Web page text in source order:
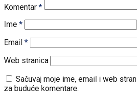
Komentar *
Ime *
Email *
Web stranica
Sačuvaj moje ime, email i web
za buduće komentare.